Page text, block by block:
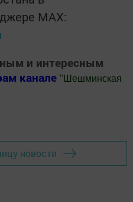
MАХ:
и интересным
канале " Шешминская
новости